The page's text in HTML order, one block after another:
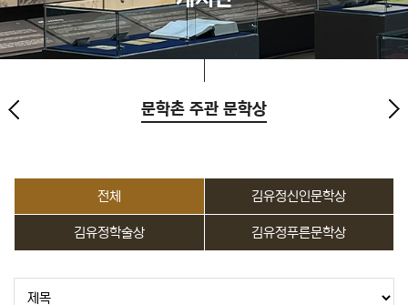
문학촌 주관 문학상
전체 김유정신인문학상
김유정학술상 김유정푸른문학상